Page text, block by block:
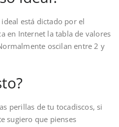
está dictado por el
en Internet la tabla de valores
oscilan entre 2 y
perillas de tu tocadiscos, si
sugiero que pienses